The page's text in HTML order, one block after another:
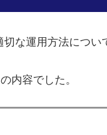
な運用方法につい
内容でした。